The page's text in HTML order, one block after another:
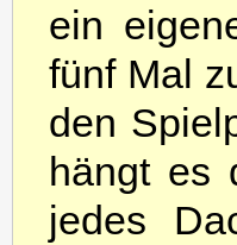
ein
fünf Mal
den
hängt es
jedes